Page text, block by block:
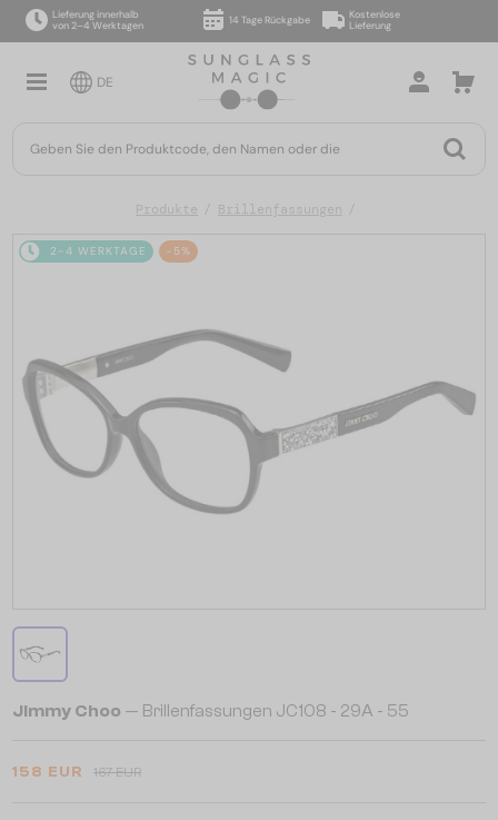
Lieferung innerhalb
von 2–4 Werktagen
14 Tage Rückgabe
Kostenlose
Lieferung
DE
Produkte Brillenfassungen
2-4 WERKTAGE -5%
Jimmy Choo — Brillenfassungen JC108 - 29A - 55
158 EUR 167 EUR